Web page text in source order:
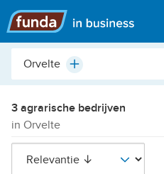
Hoofdmenu
Plaats,
etc.
Plus
3 agrarische bedrijven
in Orvelte